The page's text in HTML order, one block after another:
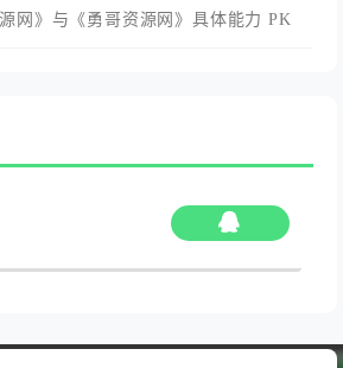
网》与《勇哥资源网》具体能力 PK